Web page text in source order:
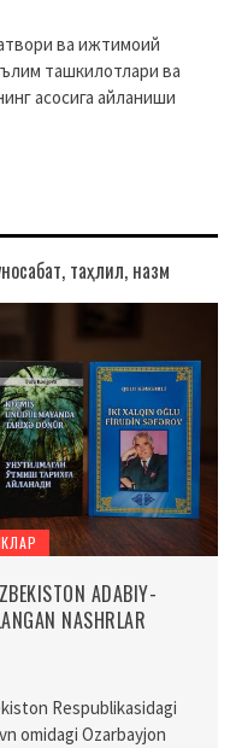
ва ижтимоий
ташкилотлари ва
асосига айланиши
таҳлил, назм
ADABIY-
NASHRLAR
Respublikasidagi
omidagi Ozarbayjon